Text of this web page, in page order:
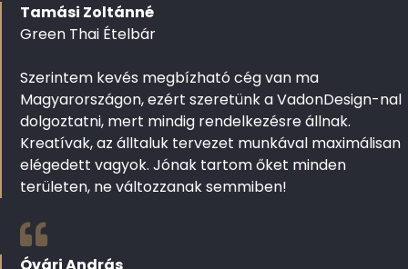
Tamási Zoltánné
Green Thai Ételbár
Szerintem kevés megbízható cég van ma
Magyarországon, ezért szeretünk a VadonDesign-nal
dolgoztatni, mert mindig rendelkezésre állnak.
Kreatívak, az álltaluk tervezet munkával maximálisan
elégedett vagyok. Jónak tartom őket minden
területen, ne változzanak semmiben!